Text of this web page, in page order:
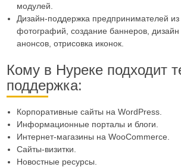
модулей.
Дизайн-поддержка предпринимателей из
фотографий, создание баннеров,
анонсов, отрисовка иконок.
Кому в Нуреке подходит
поддержка:
Корпоративные сайты на WordPress.
Информационные порталы и блоги.
Интернет-магазины на WooCommerce.
Сайты-визитки.
Новостные ресурсы.